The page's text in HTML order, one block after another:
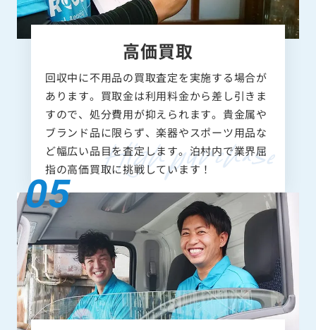
高価買取
回収中に不用品の買取査定を実施する場合が
あります。買取金は利用料金から差し引きま
すので、処分費用が抑えられます。貴金属や
ブランド品に限らず、楽器やスポーツ用品な
ど幅広い品目を査定します。泊村内で業界屈
指の高価買取に挑戦しています！